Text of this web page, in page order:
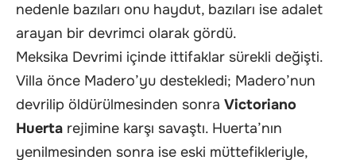
nedenle bazıları onu haydut, bazıları ise adalet
arayan bir devrimci olarak gördü.
Meksika Devrimi içinde ittifaklar sürekli değişti.
Villa önce Madero’yu destekledi; Madero’nun
devrilip öldürülmesinden sonra Victoriano
Huerta rejimine karşı savaştı. Huerta’nın
yenilmesinden sonra ise eski müttefikleriyle,